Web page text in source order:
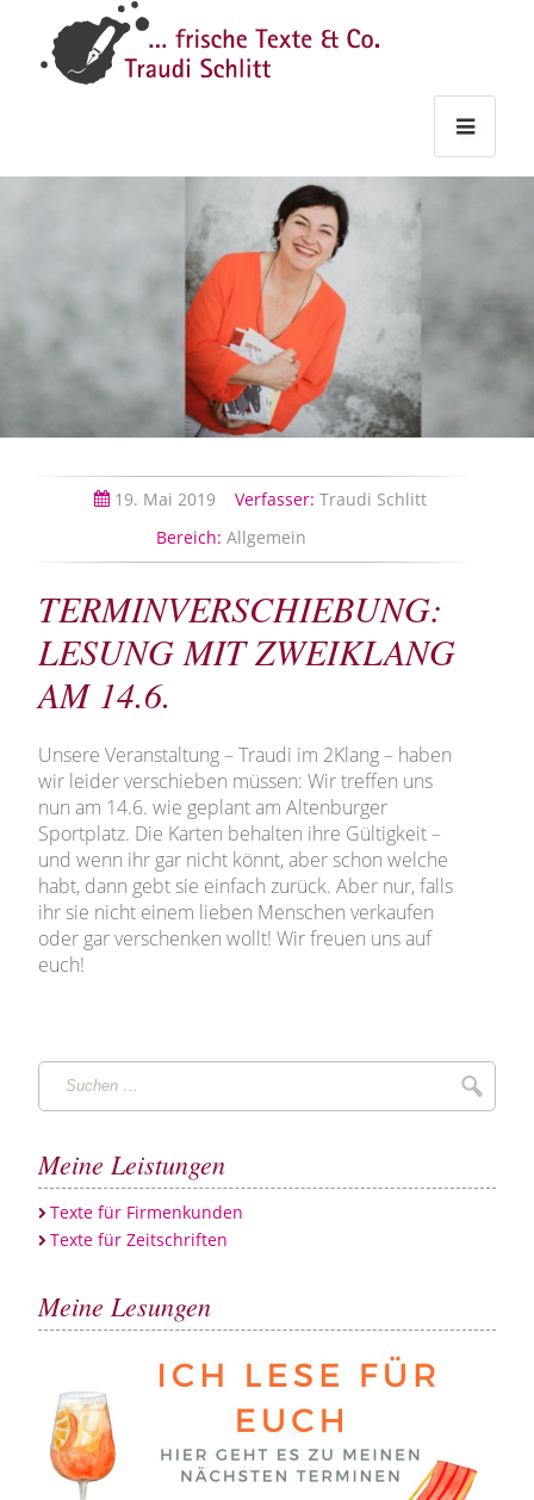
Texte
19. Mai 2019 Verfasser: Traudi Schlitt
Bereich: Allgemein
TERMINVERSCHIEBUNG:
LESUNG MIT ZWEIKLANG
AM 14.6.
Unsere Veranstaltung – Traudi im 2Klang – haben
wir leider verschieben müssen: Wir treffen uns
nun am 14.6. wie geplant am Altenburger
Sportplatz. Die Karten behalten ihre Gültigkeit –
und wenn ihr gar nicht könnt, aber schon welche
habt, dann gebt sie einfach zurück. Aber nur, falls
ihr sie nicht einem lieben Menschen verkaufen
oder gar verschenken wollt! Wir freuen uns auf
euch!
Suchen
…
Meine Leistungen
Texte für Firmenkunden
Texte für Zeitschriften
Meine Lesungen